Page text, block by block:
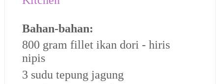
Bahan-bahan:
800 gram fillet ikan dori - hiris
nipis
3 sudu tepung jagung